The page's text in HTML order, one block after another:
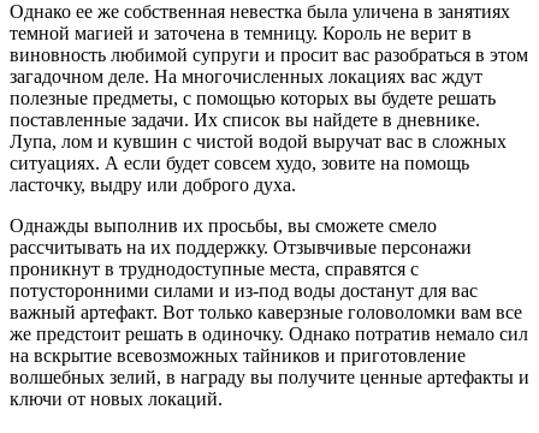
Однако ее же собственная невестка была уличена в занятиях
темной магией и заточена в темницу. Король не верит в
виновность любимой супруги и просит вас разобраться в этом
загадочном деле. На многочисленных локациях вас ждут
полезные предметы, с помощью которых вы будете решать
поставленные задачи. Их список вы найдете в дневнике.
Лупа, лом и кувшин с чистой водой выручат вас в сложных
ситуациях. А если будет совсем худо, зовите на помощь
ласточку, выдру или доброго духа.
Однажды выполнив их просьбы, вы сможете смело
рассчитывать на их поддержку. Отзывчивые персонажи
проникнут в труднодоступные места, справятся с
потусторонними силами и из-под воды достанут для вас
важный артефакт. Вот только каверзные головоломки вам все
же предстоит решать в одиночку. Однако потратив немало сил
на вскрытие всевозможных тайников и приготовление
волшебных зелий, в награду вы получите ценные артефакты и
ключи от новых локаций.